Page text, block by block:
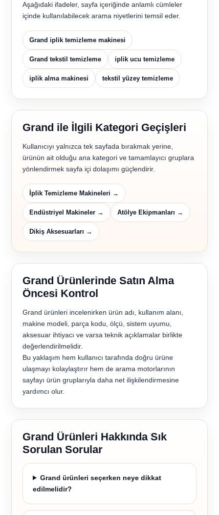
Aşağıdaki ifadeler, sayfa içeriğinde anlamlı cümleler
içinde kullanılabilecek arama niyetlerini temsil eder.
Grand iplik temizleme makinesi
Grand tekstil temizleme iplik ucu temizleme
iplik alma makinesi tekstil yüzey temizleme
Grand ile İlgili Kategori Geçişleri
Kullanıcıyı yalnızca tek sayfada bırakmak yerine,
ürünün ait olduğu ana kategori ve tamamlayıcı gruplara
yönlendirmek sayfa içi dolaşımı güçlendirir.
İplik Temizleme Makineleri →
Endüstriyel Makineler → Atölye Ekipmanları →
Dikiş Aksesuarları →
Grand Ürünlerinde Satın Alma
Öncesi Kontrol
Grand ürünleri incelenirken ürün adı, kullanım alanı,
makine modeli, parça kodu, ölçü, sistem uyumu,
aksesuar ihtiyacı ve varsa teknik açıklamalar birlikte
değerlendirilmelidir.
Bu yaklaşım hem kullanıcı tarafında doğru ürüne
ulaşmayı kolaylaştırır hem de arama motorlarının
sayfayı ürün gruplarıyla daha net ilişkilendirmesine
yardımcı olur.
Grand Ürünleri Hakkında Sık
Sorulan Sorular
Grand ürünleri seçerken neye dikkat
edilmelidir?